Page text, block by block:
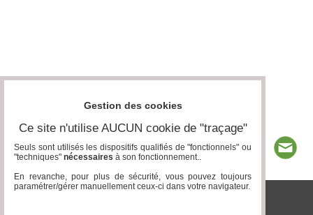
Gestion des cookies
Ce site n'utilise AUCUN cookie de "traçage"
Seuls sont utilisés les dispositifs qualifiés de "fonctionnels" ou
"techniques" nécessaires à son fonctionnement..
En revanche, pour plus de sécurité, vous pouvez toujours
paramétrer/gérer manuellement ceux-ci dans votre navigateur.